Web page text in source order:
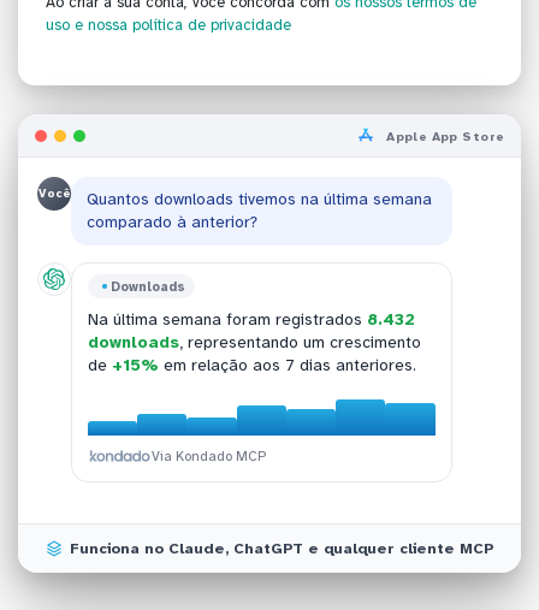
uso e nossa política de privacidade
Apple App Store
Receita
A receita bruta de assinaturas registrada
ontem foi de R$ 12.450, considerando todos
os planos ativos e renovações automáticas.
Via Kondado MCP
Você
Quantos downloads tivemos na última semana
comparado à anterior?
Downloads
Na última semana foram registrados 8.432
downloads, representando um crescimento
de +15% em relação aos 7 dias anteriores.
Via Kondado MCP
Conversão
A conversão de trial para assinatura paga
atingiu23,5%este mês, com base nos
eventos de ativação do relatório diário.
Via Kondado MCP
Churn
Os cancelamentos por preço representam
42%dos eventos, seguidos por31%de
término de período promocional.
Via Kondado MCP
Funciona no Claude, ChatGPT e qualquer cliente MCP